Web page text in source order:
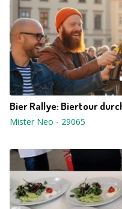
Bier Rallye: Biertour
Mister Neo - 29065